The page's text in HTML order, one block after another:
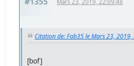
Mars 23, 2019, 22:09:48
Citation de: Fab35 le Mars 23,
[bof]